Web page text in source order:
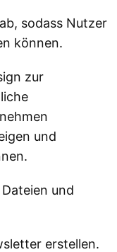
sodass Nutzer
können.
zur
und
und
erstellen.